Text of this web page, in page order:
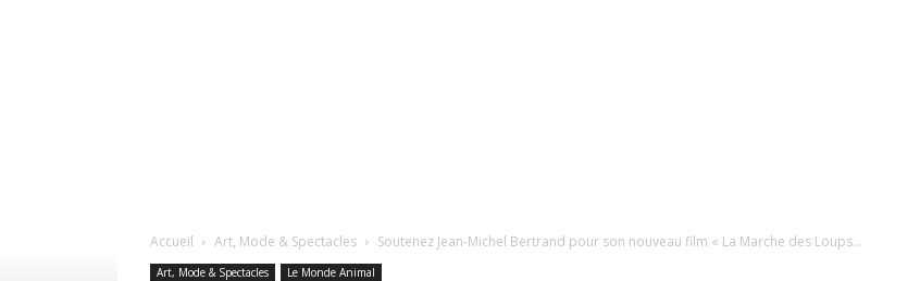
Accueil Art, Mode & Spectacles Soutenez Jean-Michel Bertrand pour son nouveau film « La Marche des Loups...
Art, Mode & Spectacles Le Monde Animal